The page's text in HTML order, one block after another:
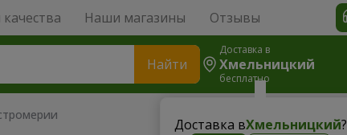
Наши магазины Отзывы
Найти
Доставка в
Хмельницкий
бесплатно
Доставка вХмельницкий?